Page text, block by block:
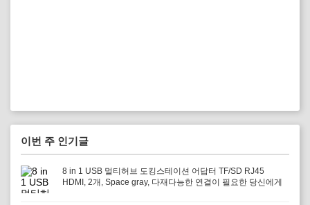
이번 주 인기글
8 in 1 USB 멀티허브 도킹스테이션 어답터 TF/SD RJ45
HDMI, 2개, Space gray, 다재다능한 연결이 필요한 당신에게